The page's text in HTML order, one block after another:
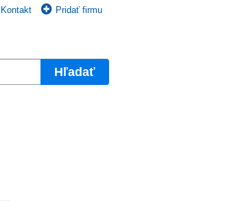
Kontakt Pridať firmu
Hľadať